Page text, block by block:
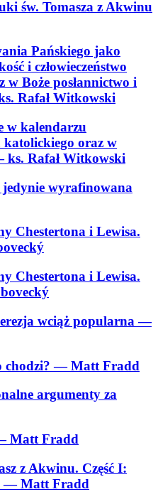
św. Tomasza z Akwinu
Pańskiego jako
i człowieczeństwo
w Boże posłannictwo i
Rafał Witkowski
w kalendarzu
katolickiego oraz w
Rafał Witkowski
wyrafinowana
Chestertona i Lewisa.
Chestertona i Lewisa.
wciąż popularna—
chodzi?— Matt Fradd
argumenty za
Matt Fradd
z Akwinu. Część I:
— Matt Fradd